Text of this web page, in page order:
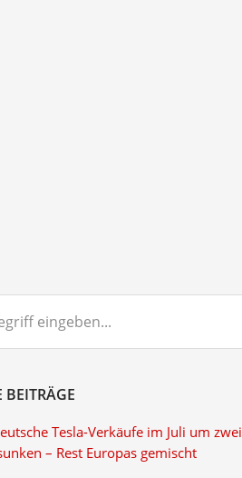
BEITRÄGE
Tesla-Verkäufe im Juli um zwei
– Rest Europas gemischt